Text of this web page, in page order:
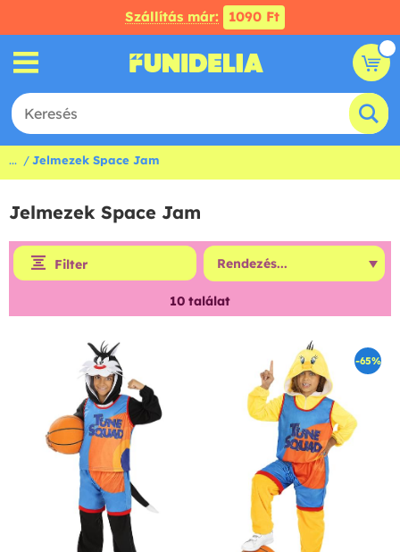
Szállítás már: 1090 Ft
... Jelmezek Space Jam
Jelmezek Space Jam
Filter
10 találat
-65%